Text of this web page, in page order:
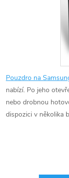
Pouzdro na
nabízí. Po jeho
nebo drobnou
dispozici v několika